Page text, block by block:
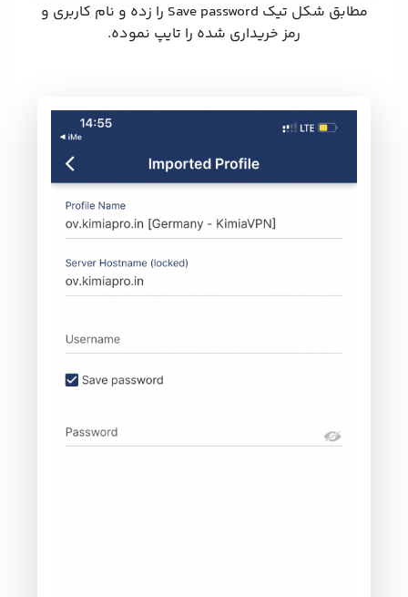
مطابق شکل تیک Save password را زده و نام کاربری و
رمز خریداری شده را تایپ نموده.